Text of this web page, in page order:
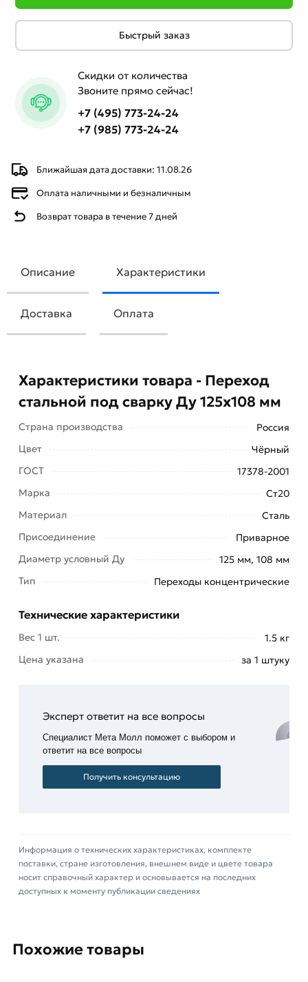
Ближайшая дата доставки: 11.08.26
Оплата наличными и безналичным
Возврат товара в течение 7 дней
Быстрый заказ
Скидки от количества
Звоните прямо сейчас!
+7 (495) 773-24-24
+7 (985) 773-24-24
Описание Характеристики
Доставка Оплата
Переход стальной концентрический Ду 125х108
мм – соединительная деталь, которую
используют при строительстве трубопроводных
систем различного назначения.
эксцентрических изделий, применяются для
соединения труб разного диаметра на
горизонтальных участках.
продукцию, созданную из углеродистой стали, а
для установки на трубопроводах,
транспортирующих агрессивные вещества –
модели из легированной или
высоколегированной стали.
давление до 16 МПа. Способ присоединения к
трубе – под приварку.
Купить изделия данной категории по выгодным
качеством, длительным сроком эксплуатации и
приемлемой ценой.
Характеристики товара - Переход
стальной под сварку Ду 125х108 мм
Страна производства
Россия
Цвет
Чёрный
ГОСТ
17378-2001
Марка
Ст20
Материал
Сталь
Присоединение
Приварное
Диаметр условный Ду
125 мм, 108 мм
Тип
Переходы концентрические
Технические характеристики
Вес 1 шт.
1.5 кг
Цена указана
за 1 штуку
Эксперт ответит на все вопросы
Специалист Мета Молл поможет с выбором и
ответит на все вопросы
Получить консультацию
Информация о технических характеристиках, комплекте
поставки, стране изготовления, внешнем виде и цвете товара
носит справочный характер и основывается на последних
доступных к моменту публикации сведениях
Похожие товары